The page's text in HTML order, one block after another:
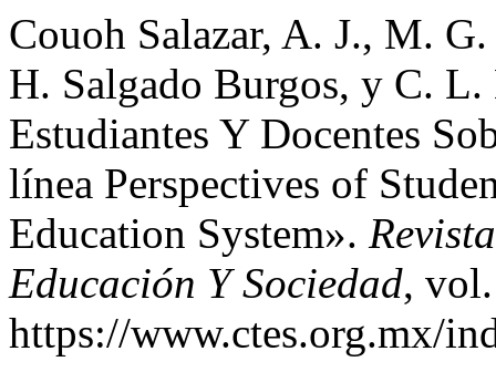
Couoh Salazar, A. J., M.
H. Salgado Burgos, y C.
Estudiantes Y Docentes
línea Perspectives of
Education System».
Educación Y Sociedad,
https://www.ctes.org.mx/